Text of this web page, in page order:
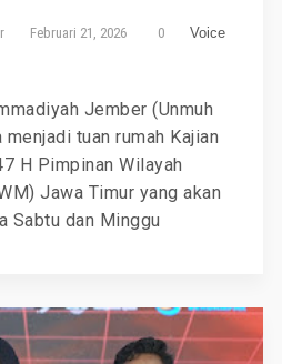
Februari 21, 2026 0 Voice
Jember (Unmuh
tuan rumah Kajian
H Pimpinan Wilayah
Jawa Timur yang akan
Sabtu dan Minggu